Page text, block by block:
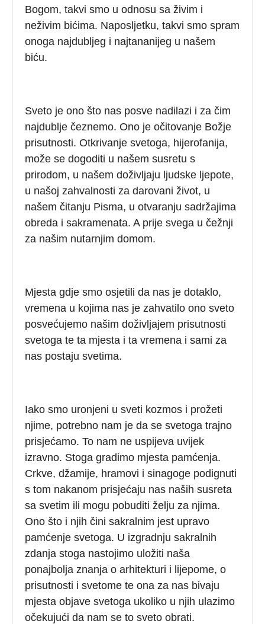
Bogom, takvi smo u odnosu sa živim i
neživim bićima. Naposljetku, takvi smo spram
onoga najdubljeg i najtananijeg u našem
biću.
Sveto je ono što nas posve nadilazi i za čim
najdublje čeznemo. Ono je očitovanje Božje
prisutnosti. Otkrivanje svetoga, hijerofanija,
može se dogoditi u našem susretu s
prirodom, u našem doživljaju ljudske ljepote,
u našoj zahvalnosti za darovani život, u
našem čitanju Pisma, u otvaranju sadržajima
obreda i sakramenata. A prije svega u čežnji
za našim nutarnjim domom.
Mjesta gdje smo osjetili da nas je dotaklo,
vremena u kojima nas je zahvatilo ono sveto
posvećujemo našim doživljajem prisutnosti
svetoga te ta mjesta i ta vremena i sami za
nas postaju svetima.
Iako smo uronjeni u sveti kozmos i prožeti
njime, potrebno nam je da se svetoga trajno
prisjećamo. To nam ne uspijeva uvijek
izravno. Stoga gradimo mjesta pamćenja.
Crkve, džamije, hramovi i sinagoge podignuti
s tom nakanom prisjećaju nas naših susreta
sa svetim ili mogu pobuditi želju za njima.
Ono što i njih čini sakralnim jest upravo
pamćenje svetoga. U izgradnju sakralnih
zdanja stoga nastojimo uložiti naša
ponajbolja znanja o arhitekturi i lijepome, o
prisutnosti i svetome te ona za nas bivaju
mjesta objave svetoga ukoliko u njih ulazimo
očekujući da nam se to sveto obrati.